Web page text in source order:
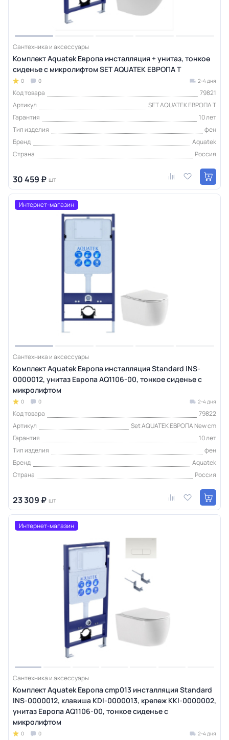
Сантехника и аксессуары
Комплект Aquatek Европа инсталляция + унитаз, тонкое
сиденье с микролифтом SET AQUATEK ЕВРОПА T
0 0 2-4 дня
Код товара
79821
Артикул
SET AQUATEK ЕВРОПА T
Гарантия
10 лет
Тип изделия
фен
Бренд
Aquatek
Страна
Россия
30 459 ₽ шт
Интернет-магазин
Сантехника и аксессуары
Комплект Aquatek Европа инсталляция Standard INS-
0000012, унитаз Европа AQ1106-00, тонкое сиденье с
микролифтом
0 0 2-4 дня
Код товара
79822
Артикул
Set AQUATEK ЕВРОПА New cm
Гарантия
10 лет
Тип изделия
фен
Бренд
Aquatek
Страна
Россия
23 309 ₽ шт
Интернет-магазин
Сантехника и аксессуары
Комплект Aquatek Европа cmp013 инсталляция Standard
INS-0000012, клавиша KDI-0000013, крепеж KKI-0000002,
унитаз Европа AQ1106-00, тонкое сиденье с
микролифтом
0 0 2-4 дня